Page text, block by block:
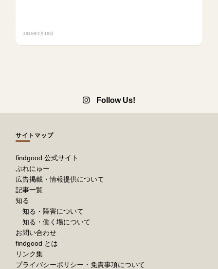
2026年3月18日
Follow Us!
サイトマップ
findgood 公式サイト
ぷれにゅー
広告掲載・情報提供について
記事一覧
知る
知る・障害について
知る・働く場について
お問い合わせ
findgood とは
リンク集
プライバシーポリシー・免責事項について